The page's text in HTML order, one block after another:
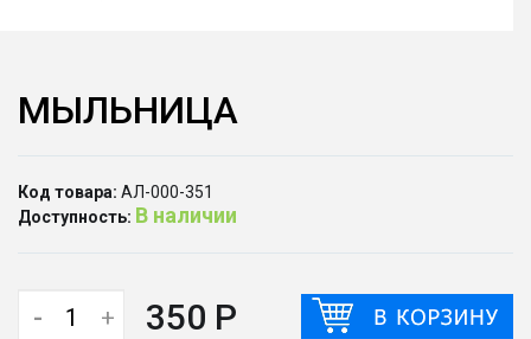
МЫЛЬНИЦА
Код товара: АЛ-000-351
Доступность: В наличии
- + 350 Р